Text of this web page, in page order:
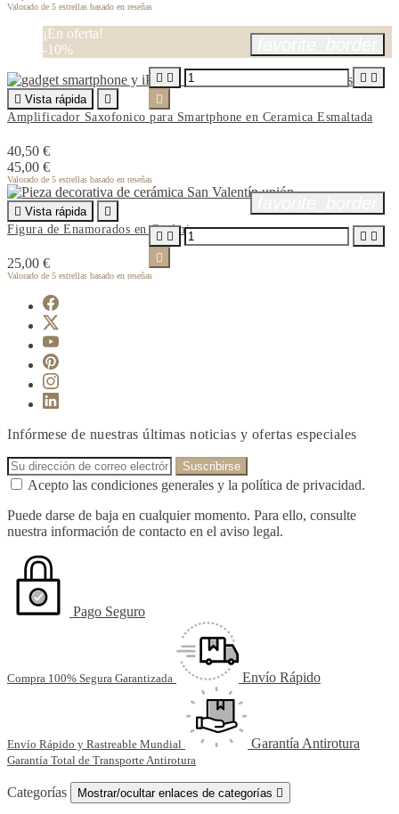
Valorado de 5 estrellas basado en reseñas
¡En oferta!
-10%
 Vista rápida

Amplificador Saxofonico para Smartphone en Ceramica Esmaltada
40,50 €
45,00 €
Valorado de 5 estrellas basado en reseñas
   

 Vista rápida

Figura de Enamorados en Cerámica
25,00 €
Valorado de 5 estrellas basado en reseñas
   

Infórmese de nuestras últimas noticias y ofertas especiales
Acepto las condiciones generales y la política de privacidad.
Puede darse de baja en cualquier momento. Para ello, consulte
nuestra información de contacto en el aviso legal.
Pago Seguro
Compra 100% Segura Garantizada Envío Rápido
Envío Rápido y Rastreable Mundial Garantía Antirotura
Garantía Total de Transporte Antirotura
Categorías Mostrar/ocultar enlaces de categorías 